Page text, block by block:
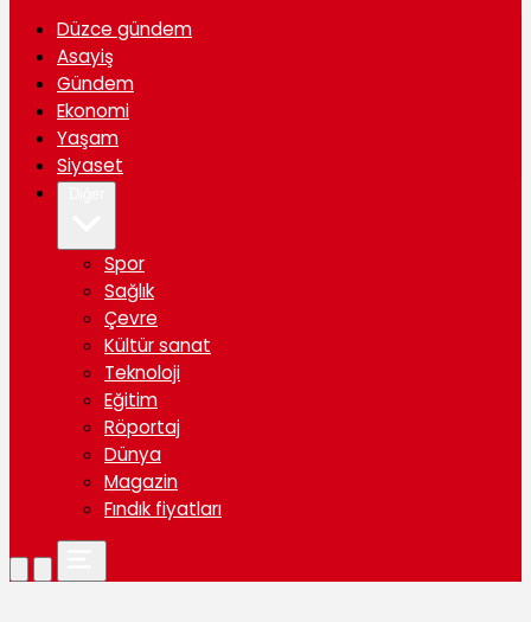
Düzce gündem
Asayiş
Gündem
Ekonomi
Yaşam
Siyaset
Spor
Sağlık
Çevre
Kültür sanat
Teknoloji
Eğitim
Röportaj
Dünya
Magazin
Fındık fiyatları